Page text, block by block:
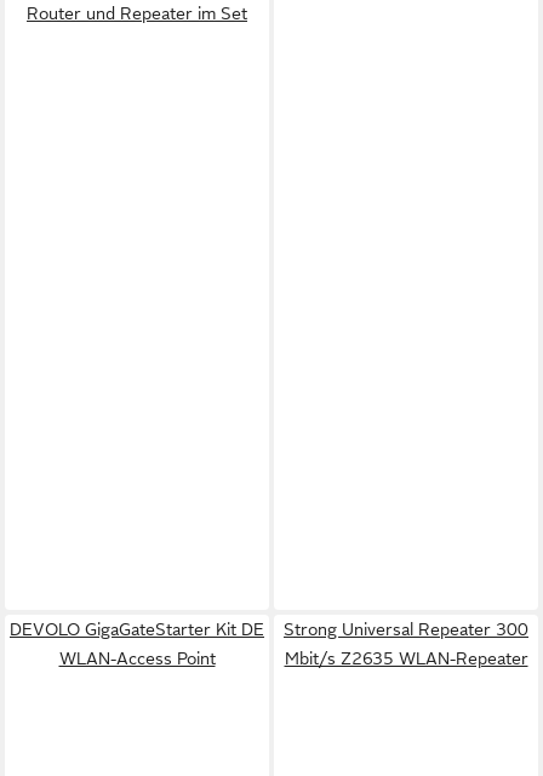
Router und Repeater im Set
DEVOLO GigaGateStarter Kit DE
WLAN-Access Point
Strong Universal Repeater 300
Mbit/s Z2635 WLAN-Repeater